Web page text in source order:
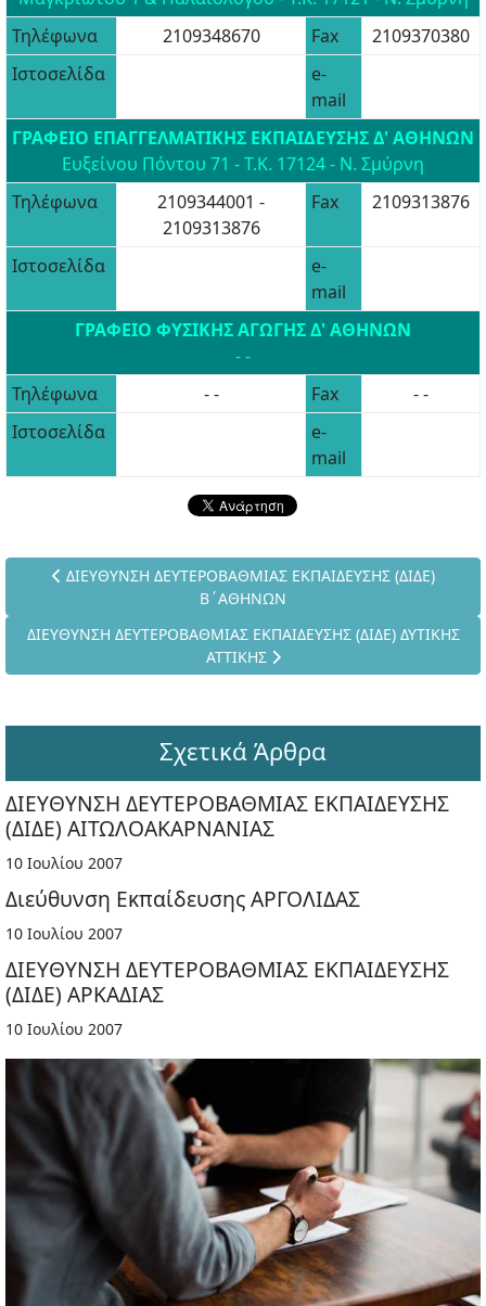
Τηλέφωνα
2109348670 Fax
2109370380
Ιστοσελίδα
e-
mail
ΓΡΑΦΕΙΟ ΕΠΑΓΓΕΛΜΑΤΙΚΗΣ ΕΚΠΑΙΔΕΥΣΗΣ Δ' ΑΘΗΝΩΝ
Ευξείνου Πόντου 71 - Τ.Κ. 17124 - Ν. Σμύρνη
Τηλέφωνα
2109344001 -
2109313876
Fax 2109313876
Ιστοσελίδα
e-
mail
ΓΡΑΦΕΙΟ ΦΥΣΙΚΗΣ ΑΓΩΓΗΣ Δ' ΑΘΗΝΩΝ
- -
Τηλέφωνα
- - Fax
- -
Ιστοσελίδα
e-
mail
Προηγούμενο άρθρο: ΔΙΕΥΘΥΝΣΗ ΔΕΥΤΕΡΟΒΑΘΜΙΑΣ
ΔΙΕΥΘΥΝΣΗ ΔΕΥΤΕΡΟΒΑΘΜΙΑΣ ΕΚΠΑΙΔΕΥΣΗΣ (ΔΙΔΕ)
Β΄ΑΘΗΝΩΝ
Επόμενο άρθρο: ΔΙΕΥΘΥΝΣΗ ΔΕΥΤΕΡΟΒΑΘΜΙΑΣ ΕΚΠΑΙΔΕΥΣΗΣ
ΔΙΕΥΘΥΝΣΗ ΔΕΥΤΕΡΟΒΑΘΜΙΑΣ ΕΚΠΑΙΔΕΥΣΗΣ (ΔΙΔΕ) ΔΥΤΙΚΗΣ
ΑΤΤΙΚΗΣ
Σχετικά Άρθρα
ΔΙΕΥΘΥΝΣΗ ΔΕΥΤΕΡΟΒΑΘΜΙΑΣ ΕΚΠΑΙΔΕΥΣΗΣ
(ΔΙΔΕ) ΑΙΤΩΛΟΑΚΑΡΝΑΝΙΑΣ
10 Ιουλίου 2007
Διεύθυνση Εκπαίδευσης ΑΡΓΟΛΙΔΑΣ
10 Ιουλίου 2007
ΔΙΕΥΘΥΝΣΗ ΔΕΥΤΕΡΟΒΑΘΜΙΑΣ ΕΚΠΑΙΔΕΥΣΗΣ
(ΔΙΔΕ) ΑΡΚΑΔΙΑΣ
10 Ιουλίου 2007